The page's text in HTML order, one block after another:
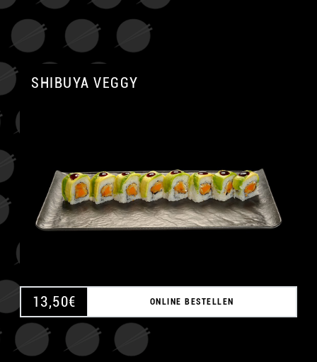
SHIBUYA VEGGY
13,50€ ONLINE BESTELLEN